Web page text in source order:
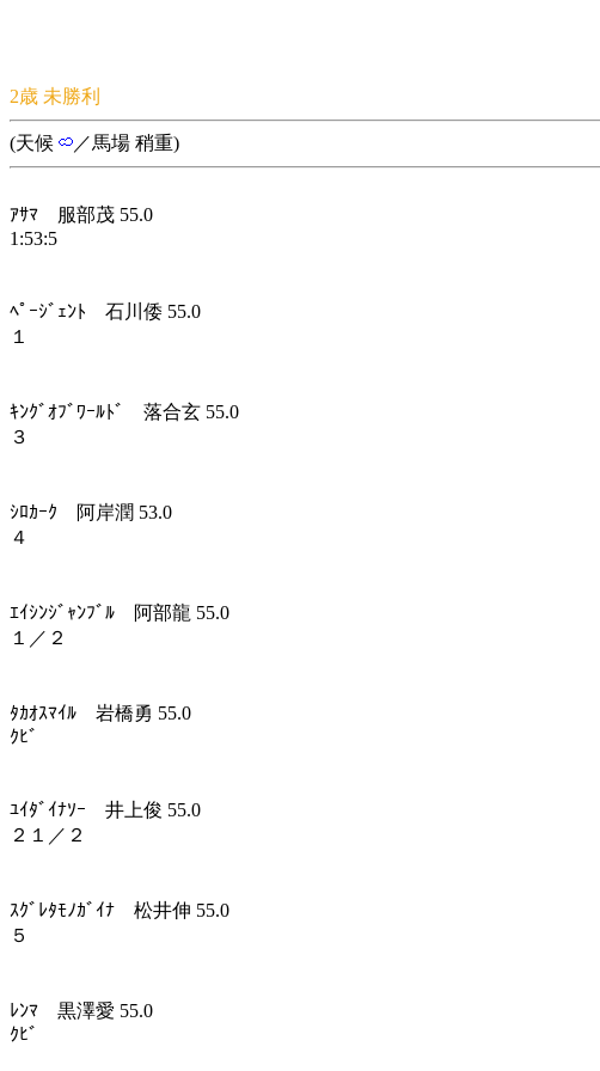
2歳 未勝利
(天候 ／馬場 稍重)
ｱｻﾏ 服部茂 55.0
1:53:5
ﾍﾟｰｼﾞｪﾝﾄ 石川倭 55.0
１
ｷﾝｸﾞｵﾌﾞﾜｰﾙﾄﾞ 落合玄 55.0
３
ｼﾛｶｰｸ 阿岸潤 53.0
４
ｴｲｼﾝｼﾞｬﾝﾌﾞﾙ 阿部龍 55.0
１／２
ﾀｶｵｽﾏｲﾙ 岩橋勇 55.0
ｸﾋﾞ
ﾕｲﾀﾞｲﾅｿｰ 井上俊 55.0
２１／２
ｽｸﾞﾚﾀﾓﾉｶﾞｲﾅ 松井伸 55.0
５
ﾚﾝﾏ 黒澤愛 55.0
ｸﾋﾞ